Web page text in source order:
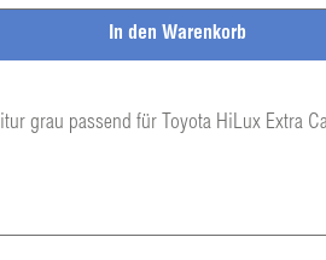
grau passend für Toyota HiLux Extra
In den Warenkorb